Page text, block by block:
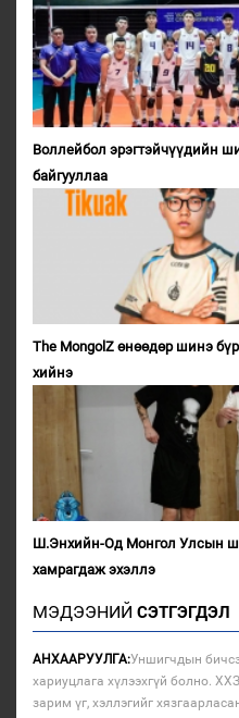
Воллейбол эрэгтэйчүүдийн
байгууллаа
The MongolZ өнөөдөр шинэ
хийнэ
Ш.Энхийн-Од Монгол Улсын
хамрагдаж эхэллэ
МЭДЭЭНИЙ СЭТГЭГДЭЛ
АНХААРУУЛГА:Уншигчдын
хариуцлага хүлээхгүй болно.
зарим үг, хэллэгийг